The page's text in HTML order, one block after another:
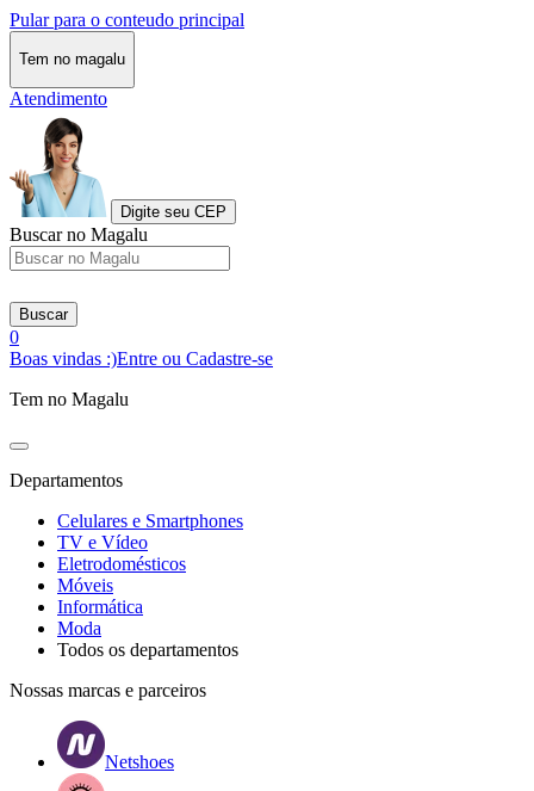
Pular para o conteudo principal
Tem no magalu
Atendimento
Digite seu CEP
Buscar no Magalu
Buscar
0
Boas vindas :)Entre ou Cadastre-se
Tem no Magalu
Departamentos
Celulares e Smartphones
TV e Vídeo
Eletrodomésticos
Móveis
Informática
Moda
Todos os departamentos
Nossas marcas e parceiros
Netshoes